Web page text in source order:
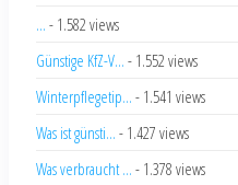
... - 1.582 views
Günstige KfZ-V... - 1.552 views
Winterpflegetip... - 1.541 views
Was ist günsti... - 1.427 views
Was verbraucht ... - 1.378 views